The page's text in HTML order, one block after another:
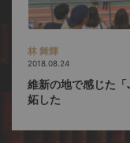
林 舞輝
2018.08.24
維新の地で感じた
妬した